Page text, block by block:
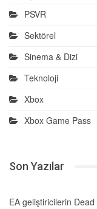
PSVR
Sektörel
Sinema & Dizi
Teknoloji
Xbox
Xbox Game Pass
Son Yazılar
EA geliştiricilerin